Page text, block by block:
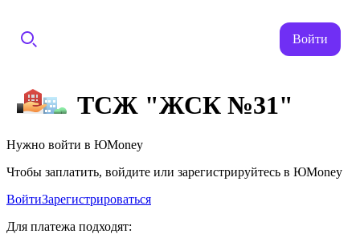
Войти
ТСЖ "ЖСК №31"
Нужно войти в ЮMoney
Чтобы заплатить, войдите или зарегистрируйтесь в ЮMoney
ВойтиЗарегистрироваться
Для платежа подходят: